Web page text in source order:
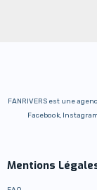
FANRIVERS est une
Facebook,
Mentions